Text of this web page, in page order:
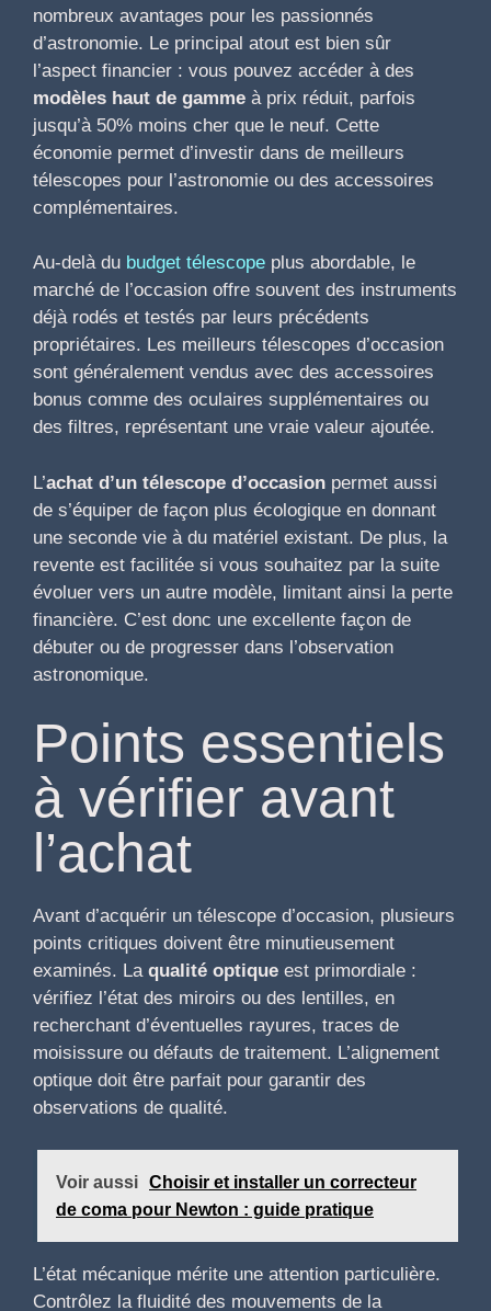
nombreux avantages pour les passionnés
d’astronomie. Le principal atout est bien sûr
l’aspect financier : vous pouvez accéder à des
modèles haut de gamme à prix réduit, parfois
jusqu’à 50% moins cher que le neuf. Cette
économie permet d’investir dans de meilleurs
télescopes pour l’astronomie ou des accessoires
complémentaires.
Au-delà du budget télescope plus abordable, le
marché de l’occasion offre souvent des instruments
déjà rodés et testés par leurs précédents
propriétaires. Les meilleurs télescopes d’occasion
sont généralement vendus avec des accessoires
bonus comme des oculaires supplémentaires ou
des filtres, représentant une vraie valeur ajoutée.
L’achat d’un télescope d’occasion permet aussi
de s’équiper de façon plus écologique en donnant
une seconde vie à du matériel existant. De plus, la
revente est facilitée si vous souhaitez par la suite
évoluer vers un autre modèle, limitant ainsi la perte
financière. C’est donc une excellente façon de
débuter ou de progresser dans l’observation
astronomique.
Points essentiels
à vérifier avant
l’achat
Avant d’acquérir un télescope d’occasion, plusieurs
points critiques doivent être minutieusement
examinés. La qualité optique est primordiale :
vérifiez l’état des miroirs ou des lentilles, en
recherchant d’éventuelles rayures, traces de
moisissure ou défauts de traitement. L’alignement
optique doit être parfait pour garantir des
observations de qualité.
Voir aussi Choisir et installer un correcteur
de coma pour Newton : guide pratique
L’état mécanique mérite une attention particulière.
Contrôlez la fluidité des mouvements de la